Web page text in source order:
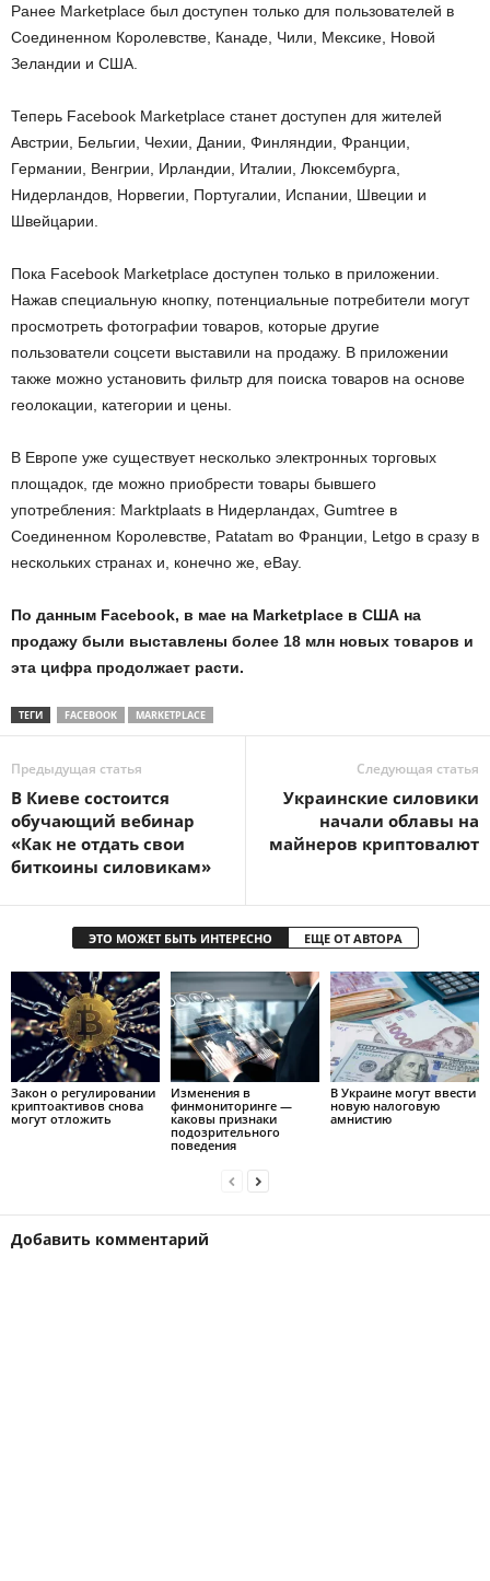
Ранее Marketplace был доступен только для пользователей в
Соединенном Королевстве, Канаде, Чили, Мексике, Новой
Зеландии и США.
Теперь Facebook Marketplace станет доступен для жителей
Австрии, Бельгии, Чехии, Дании, Финляндии, Франции,
Германии, Венгрии, Ирландии, Италии, Люксембурга,
Нидерландов, Норвегии, Португалии, Испании, Швеции и
Швейцарии.
Пока Facebook Marketplace доступен только в приложении.
Нажав специальную кнопку, потенциальные потребители могут
просмотреть фотографии товаров, которые другие
пользователи соцсети выставили на продажу. В приложении
также можно установить фильтр для поиска товаров на основе
геолокации, категории и цены.
В Европе уже существует несколько электронных торговых
площадок, где можно приобрести товары бывшего
употребления: Marktplaats в Нидерландах, Gumtree в
Соединенном Королевстве, Patatam во Франции, Letgo в сразу в
нескольких странах и, конечно же, eBay.
По данным Facebook, в мае на Marketplace в США на
продажу были выставлены более 18 млн новых товаров и
эта цифра продолжает расти.
ТЕГИ FACEBOOK MARKETPLACE
Предыдущая статья
В Киеве состоится
обучающий вебинар
«Как не отдать свои
биткоины силовикам»
Следующая статья
Украинские силовики
начали облавы на
майнеров криптовалют
ЭТО МОЖЕТ БЫТЬ ИНТЕРЕСНО ЕЩЕ ОТ АВТОРА
Закон о регулировании
криптоактивов снова
могут отложить
Изменения в
финмониторинге —
каковы признаки
подозрительного
поведения
В Украине могут ввести
новую налоговую
амнистию
Добавить комментарий